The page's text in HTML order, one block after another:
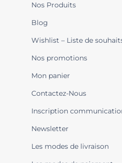
Nos Produits
Blog
Wishlist – Liste de
Nos promotions
Mon panier
Contactez-Nous
Inscription
Newsletter
Les modes de livraison